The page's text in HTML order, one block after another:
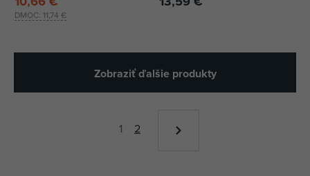
DMOC: 11,74 €
Zobraziť ďalšie produkty
1 2